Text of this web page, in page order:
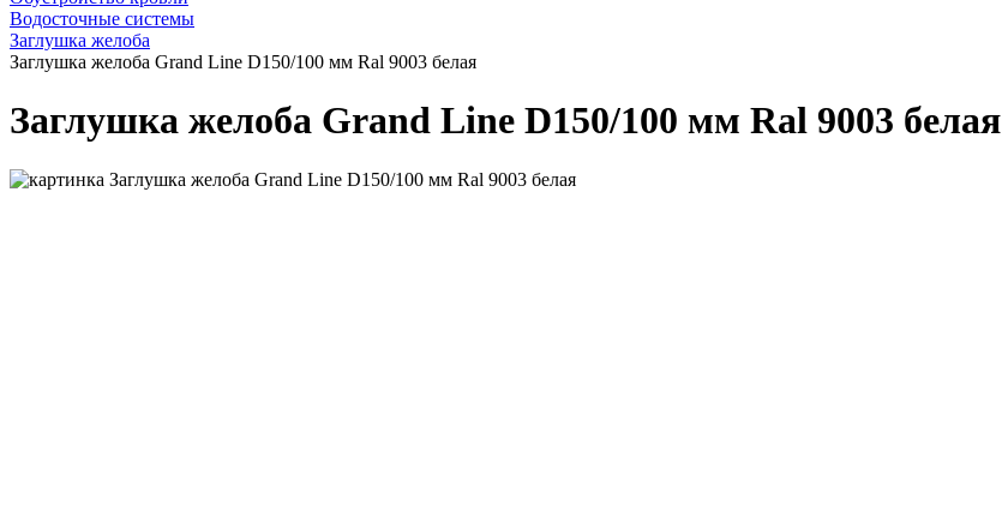
Водосточные системы
Заглушка желоба
Заглушка желоба Grand Line D150/100 мм Ral 9003 белая
Заглушка желоба Grand Line D150/100 мм Ral 9003 белая